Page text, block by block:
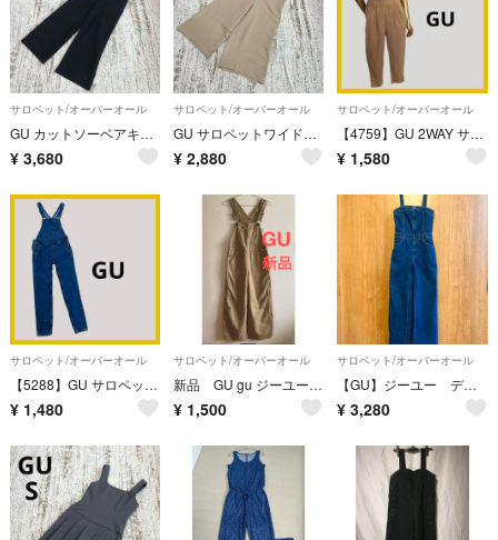
サロペット/オーバーオール
GU カットソーベアキャミソールサロペットパンツ S 黒 ワイドパンツ シンプル
¥ 3,680
サロペット/オーバーオール
GU サロペットワイドパンツ S ベージュ オールインワン シンプル 着回し
¥ 2,880
サロペット/オーバーオール
【4759】GU 2WAY サロペット S ベージュ
¥ 1,580
サロペット/オーバーオール
【5288】GU サロペット S デニム ブルー
¥ 1,480
サロペット/オーバーオール
新品 GU gu ジーユー デニムサロペットストレートパンツ ベージュ
¥ 1,500
サロペット/オーバーオール
【GU】ジーユー デニムサロペット ベアトップ ストレッチ ブルー Sサイズ
¥ 3,280